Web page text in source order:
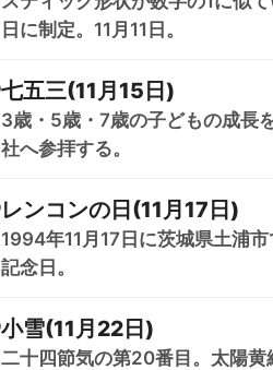
日に制定。11月11日。
七五三(11月15日)
3歳・5歳・7歳の子どもの成長
社へ参拝する。
レンコンの日(11月17日)
1994年11月17日に茨城県土浦
記念日。
小雪(11月22日)
二十四節気の第20番目。太陽